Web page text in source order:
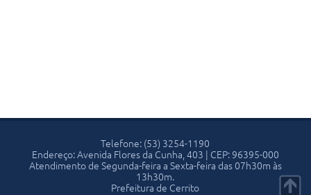
Telefone: (53) 3254-1190
Endereço: Avenida Flores da Cunha, 403 | CEP: 96395-000
Atendimento de Segunda-feira a Sexta-feira das 07h30m às
13h30m.
Prefeitura de Cerrito